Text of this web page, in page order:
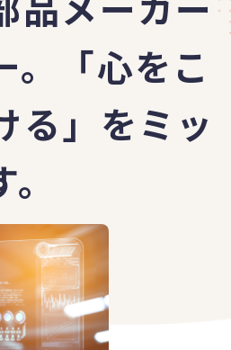
。「心をこ
る」をミッ